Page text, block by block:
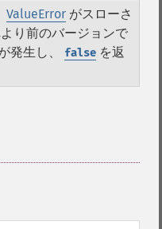
ValueError がスローさ
り前のバージョンで
発生し、 false を返